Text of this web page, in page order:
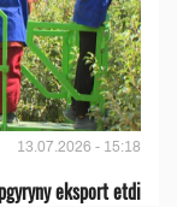
13.07.2026 - 15:18
eksport etdi